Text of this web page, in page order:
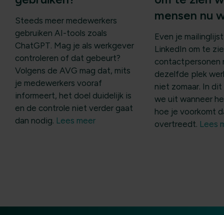
Steeds meer medewerkers
gebruiken AI-tools zoals
ChatGPT. Mag je als werkgever
controleren of dat gebeurt?
Volgens de AVG mag dat, mits
je medewerkers vooraf
informeert, het doel duidelijk is
en de controle niet verder gaat
dan nodig. Lees meer
mensen nu
Even je
LinkedIn om te
contactpersonen
dezelfde plek
niet zomaar. In
we uit wanneer
hoe je voorkomt
overtreedt. Lees